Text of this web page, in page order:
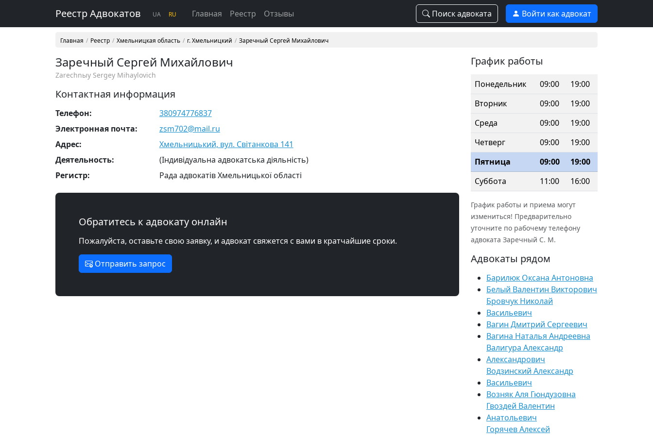
Реестр Адвокатов UA RU Главная Реестр Отзывы Поиск адвоката Войти как адвокат
Главная Реестр Хмельницкая область г. Хмельницкий Заречный Сергей Михайлович
Заречный Сергей Михайлович
Zarechnыy Sergey Mihaylovich
Контактная информация
Телефон:
380974776837
Электронная почта:
zsm702@mail.ru
Адрес:
Хмельницький, вул. Світанкова 141
Деятельность:
(Індивідуальна адвокатська діяльність)
Регистр:
Рада адвокатів Хмельницької області
Обратитесь к адвокату онлайн
Пожалуйста, оставьте свою заявку, и адвокат свяжется с вами в кратчайшие сроки.
Отправить запрос
График работы
Понедельник 09:00
19:00
Вторник
09:00
19:00
Среда
09:00
19:00
Четверг
09:00
19:00
Пятница
09:00
19:00
Суббота
11:00 16:00
График работы и приема могут
измениться! Предварительно
уточните по рабочему телефону
адвоката Заречный С. М.
Адвокаты рядом
Барилюк Оксана Антоновна
Белый Валентин Викторович
Бровчук Николай
Васильевич
Вагин Дмитрий Сергеевич
Вагина Наталья Андреевна
Валигура Александр
Александрович
Водзинский Александр
Васильевич
Возняк Аля Гюндузовна
Гвоздей Валентин
Анатольевич
Горячев Алексей